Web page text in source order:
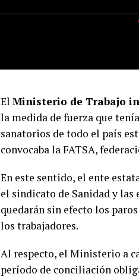
El Ministerio de Trabajo
la medida de fuerza que
sanatorios de todo el país
convocaba la FATSA,
En este sentido, el ente
el sindicato de Sanidad y
quedarán sin efecto los
los trabajadores.
Al respecto, el Ministerio a
período de conciliación